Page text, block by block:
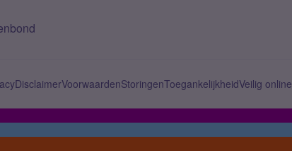
DisclaimerVoorwaardenStoringenToegankelijkheidVeilig online